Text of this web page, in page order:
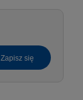
zapisz się